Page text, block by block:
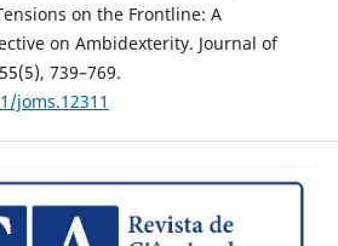
on the Frontline: A
on Ambidexterity. Journal of
739–769.
joms.12311